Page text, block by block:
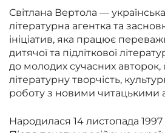
Світлана Вертола —
літературна агентка та
ініціатив, яка працює
дитячої та підліткової
до молодих сучасних авторок,
літературну творчість,
роботу з новими читацькими
Народилася 14 листопада 1997